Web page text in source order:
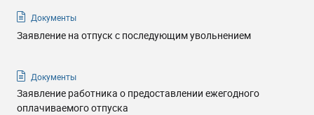
Документы
Заявление на отпуск с последующим увольнением
Документы
Заявление работника о предоставлении ежегодного
оплачиваемого отпуска